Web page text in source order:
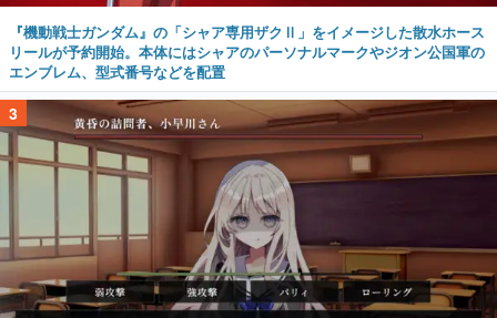
『機動戦士ガンダム』の「シャア専用ザクⅡ」をイメージした散水ホース
リールが予約開始。本体にはシャアのパーソナルマークやジオン公国軍の
エンブレム、型式番号などを配置
3